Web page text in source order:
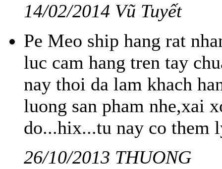
14/02/2014 Vũ Tuyết
Pe Meo ship hang rat
luc cam hang tren tay
nay thoi da lam khach
luong san pham nhe,xai
do...hix...tu nay co them
26/10/2013 THUONG